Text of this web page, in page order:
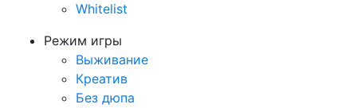
Whitelist
Режим игры
Выживание
Креатив
Без дюпа